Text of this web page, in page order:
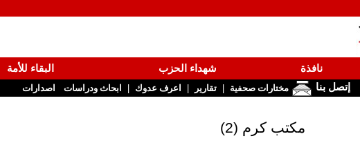
نافذة شهداء الحزب
البقاء للأمة
إتصل بنا مختارات صحفية | تقارير | اعرف عدوك | ابحاث ودراسات اصدارات
مكتب كرم (2)